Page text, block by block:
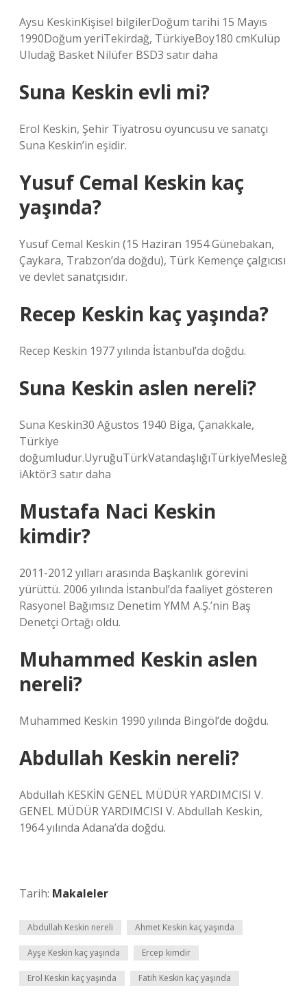
Aysu KeskinKişisel bilgilerDoğum tarihi 15 Mayıs
1990Doğum yeriTekirdağ, TürkiyeBoy180 cmKulüp
Uludağ Basket Nilüfer BSD3 satır daha
Suna Keskin evli mi?
Erol Keskin, Şehir Tiyatrosu oyuncusu ve sanatçı
Suna Keskin’in eşidir.
Yusuf Cemal Keskin kaç
yaşında?
Yusuf Cemal Keskin (15 Haziran 1954 Günebakan,
Çaykara, Trabzon’da doğdu), Türk Kemençe çalgıcısı
ve devlet sanatçısıdır.
Recep Keskin kaç yaşında?
Recep Keskin 1977 yılında İstanbul’da doğdu.
Suna Keskin aslen nereli?
Suna Keskin30 Ağustos 1940 Biga, Çanakkale,
Türkiye
doğumludur.UyruğuTürkVatandaşlığıTürkiyeMesleğ
iAktör3 satır daha
Mustafa Naci Keskin
kimdir?
2011-2012 yılları arasında Başkanlık görevini
yürüttü. 2006 yılında İstanbul’da faaliyet gösteren
Rasyonel Bağımsız Denetim YMM A.Ş.’nin Baş
Denetçi Ortağı oldu.
Muhammed Keskin aslen
nereli?
Muhammed Keskin 1990 yılında Bingöl’de doğdu.
Abdullah Keskin nereli?
Abdullah KESKİN GENEL MÜDÜR YARDIMCISI V.
GENEL MÜDÜR YARDIMCISI V. Abdullah Keskin,
1964 yılında Adana’da doğdu.
Tarih: Makaleler
Abdullah Keskin nereli Ahmet Keskin kaç yaşında
Ayşe Keskin kaç yaşında Ercep kimdir
Erol Keskin kaç yaşında Fatih Keskin kaç yaşında